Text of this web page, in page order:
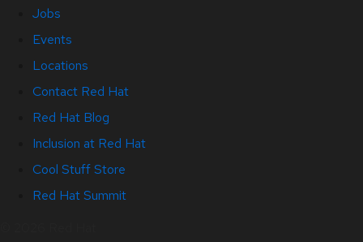
Jobs
Events
Locations
Contact Red Hat
Red Hat Blog
Inclusion at Red Hat
Cool Stuff Store
Red Hat Summit